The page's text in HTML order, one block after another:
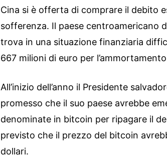
Cina si è offerta di comprare il debito
sofferenza. Il paese centroamericano
trova in una situazione finanziaria
667 milioni di euro per
All’inizio dell’anno il Presidente
promesso che il suo paese avrebbe
denominate in bitcoin per ripagare il
previsto che il prezzo del bitcoin
dollari.